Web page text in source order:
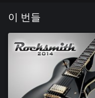
이 번들